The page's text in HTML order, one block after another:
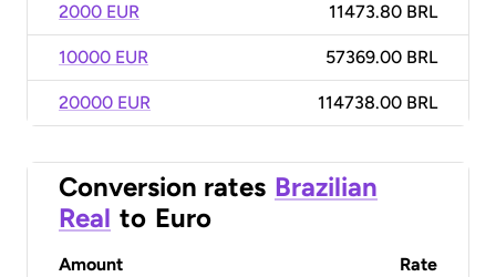
2000 EUR 11473.80 BRL
10000 EUR 57369.00 BRL
20000 EUR 114738.00 BRL
Conversion rates Brazilian
Real to Euro
Amount Rate